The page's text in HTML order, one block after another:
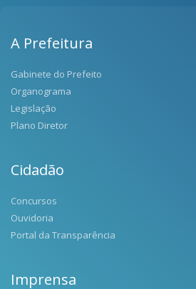
A Prefeitura
Gabinete do Prefeito
Organograma
Legislação
Plano Diretor
Cidadão
Concursos
Ouvidoria
Portal da Transparência
Imprensa